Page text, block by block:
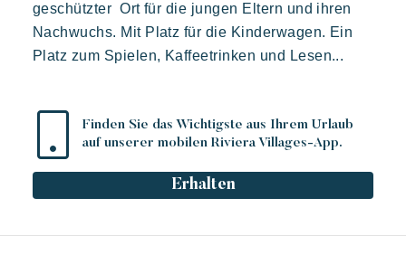
Toison d'or
Elegant Authentisch Vertraulich
Ein wildes Paradies mit tausend Farben
Buchen
Finden Sie das Wichtigste aus Ihrem Urlaub
auf unserer mobilen Riviera Villages-App.
Erhalten
geschützter Ort für die jungen Eltern und ihren
Nachwuchs. Mit Platz für die Kinderwagen. Ein
Platz zum Spielen, Kaffeetrinken und Lesen...